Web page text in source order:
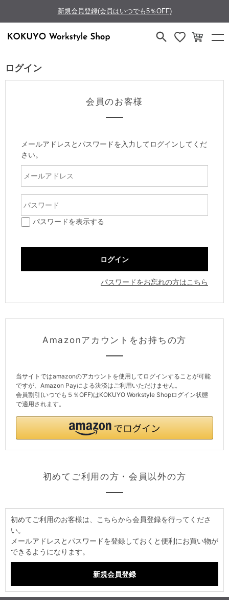
新規会員登録(会員はいつでも5％OFF)
ログイン
会員のお客様
メールアドレスとパスワードを入力してログインしてくだ
さい。
パスワードを表示する
パスワードをお忘れの方はこちら
Amazonアカウントをお持ちの方
初めてご利用の方・会員以外の方
初めてご利用のお客様は、こちらから会員登録を行ってくださ
い。
メールアドレスとパスワードを登録しておくと便利にお買い物が
できるようになります。